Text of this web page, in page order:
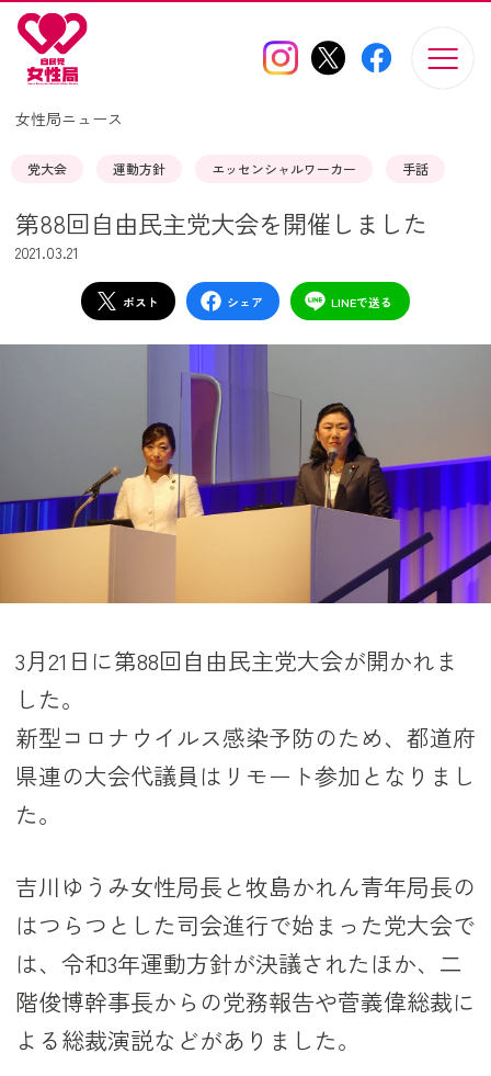
このページの本文へ移動
女性局ニュース
党大会 運動方針 エッセンシャルワーカー 手話
第88回自由民主党大会を開催しました
2021.03.21
ポスト シェア LINEで送る
3月21日に第88回自由民主党大会が開かれま
した。
新型コロナウイルス感染予防のため、都道府
県連の大会代議員はリモート参加となりまし
た。
吉川ゆうみ女性局長と牧島かれん青年局長の
はつらつとした司会進行で始まった党大会で
は、令和3年運動方針が決議されたほか、二
階俊博幹事長からの党務報告や菅義偉総裁に
よる総裁演説などがありました。